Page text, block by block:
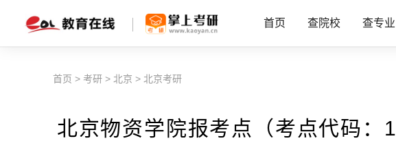
首页 查院校 查专业
首页 > 考研 > 北京 > 北京考研
北京物资学院报考点（考点代码：